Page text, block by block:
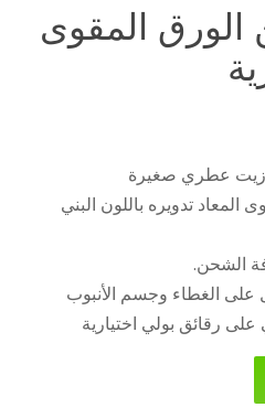
الورق المقوى
زيت عطري صغيرة
المعاد تدويره باللون البني
الشحن.
الغطاء وجسم الأنبوب
على رقائق بولي اختيارية